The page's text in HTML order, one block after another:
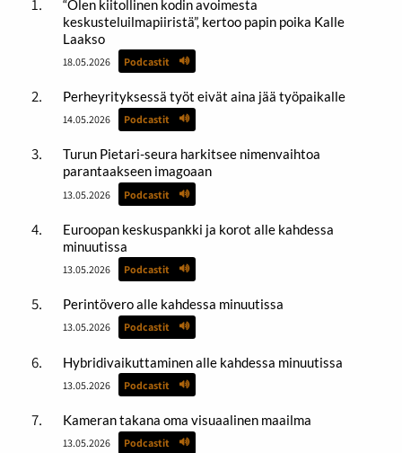
“Olen kiitollinen kodin avoimesta
keskusteluilmapiiristä”, kertoo papin poika Kalle
Laakso
18.05.2026 Podcastit
Perheyrityksessä työt eivät aina jää työpaikalle
14.05.2026 Podcastit
Turun Pietari-seura harkitsee nimenvaihtoa
parantaakseen imagoaan
13.05.2026 Podcastit
Euroopan keskuspankki ja korot alle kahdessa
minuutissa
13.05.2026 Podcastit
Perintövero alle kahdessa minuutissa
13.05.2026 Podcastit
Hybridivaikuttaminen alle kahdessa minuutissa
13.05.2026 Podcastit
Kameran takana oma visuaalinen maailma
13.05.2026 Podcastit